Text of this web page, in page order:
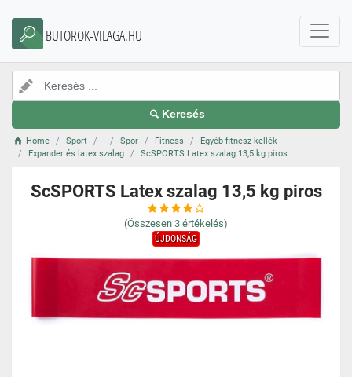
BUTOROK-VILAGA.HU
Keresés
Home Sport Spor Fitness
Egyéb fitnesz kellék
Expander és latex szalag
ScSPORTS Latex szalag 13,5 kg piros
ScSPORTS Latex szalag 13,5 kg piros
(Összesen 3 értékelés)
ÚJDONSÁG